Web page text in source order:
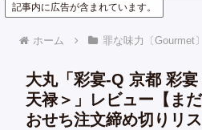
記事内に広告が含まれています。
ホーム 罪な味力〔Gourmet〕
大丸「彩宴-Q 京都 彩
天禄＞」レビュー【ま
おせち注文締め切りリス